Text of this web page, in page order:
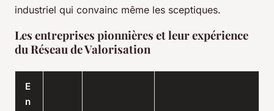
industriel qui convainc même les sceptiques.
Les entreprises pionnières et leur expérience
du Réseau de Valorisation
E
n